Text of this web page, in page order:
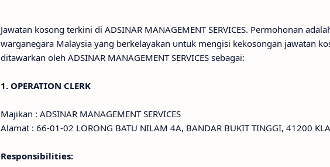
Jawatan kosong terkini di ADSINAR MANAGEMENT SERVICES. Permohonan
warganegara Malaysia yang berkelayakan untuk mengisi kekosongan jawatan
ditawarkan oleh ADSINAR MANAGEMENT SERVICES sebagai:
1. OPERATION CLERK
Majikan : ADSINAR MANAGEMENT SERVICES
Alamat : 66-01-02 LORONG BATU NILAM 4A, BANDAR BUKIT TINGGI, 41200
Responsibilities: